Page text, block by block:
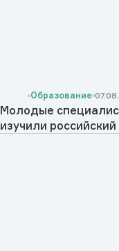
Образование
Молодые
изучили